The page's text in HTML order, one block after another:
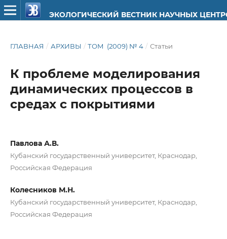
ЭКОЛОГИЧЕСКИЙ ВЕСТНИК НАУЧНЫХ
ГЛАВНАЯ / АРХИВЫ / ТОМ (2009) № 4 / Статьи
К проблеме моделирования
динамических процессов в
средах с покрытиями
Павлова А.В.
Кубанский государственный университет, Краснодар,
Российская Федерация
Колесников М.Н.
Кубанский государственный университет, Краснодар,
Российская Федерация